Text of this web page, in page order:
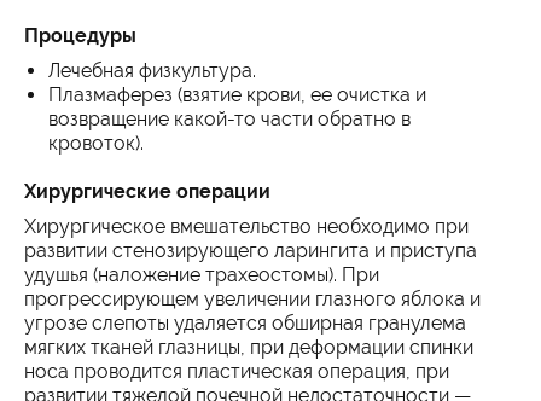
Процедуры
Лечебная физкультура.
Плазмаферез (взятие крови, ее очистка и
возвращение какой-то части обратно в
кровоток).
Хирургические операции
Хирургическое вмешательство необходимо при
развитии стенозирующего ларингита и приступа
удушья (наложение трахеостомы). При
прогрессирующем увеличении глазного яблока и
угрозе слепоты удаляется обширная гранулема
мягких тканей глазницы, при деформации спинки
носа проводится пластическая операция, при
развитии тяжелой почечной недостаточности —